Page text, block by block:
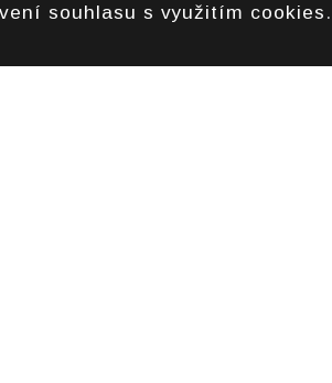
souhlasu s využitím cookies .